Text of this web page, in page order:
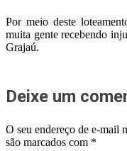
Por meio deste
muita gente recebendo
Grajaú.
Deixe um
O seu endereço de e-mail
são marcados com *